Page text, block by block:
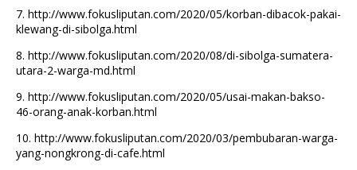
7. http://www.fokusliputan.com/2020/05/korban-dibacok-pakai-
klewang-di-sibolga.html
8. http://www.fokusliputan.com/2020/08/di-sibolga-sumatera-
utara-2-warga-md.html
9. http://www.fokusliputan.com/2020/05/usai-makan-bakso-
46-orang-anak-korban.html
10. http://www.fokusliputan.com/2020/03/pembubaran-warga-
yang-nongkrong-di-cafe.html